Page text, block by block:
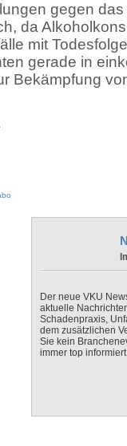
gegen
da
mit
gerade in
Bekämpfung
Der neue VKU
aktuelle
Schadenpraxis,
dem zusätzlichen
Sie kein
immer top